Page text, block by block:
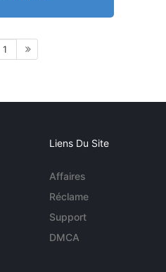
1
Liens Du Site
Affaires
Réclame
Support
DMCA